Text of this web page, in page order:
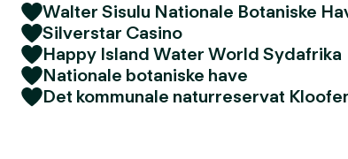
Walter Sisulu Nationale Botaniske
Silverstar Casino
Happy Island Water World Sydafrika
Nationale botaniske have
Det kommunale naturreservat